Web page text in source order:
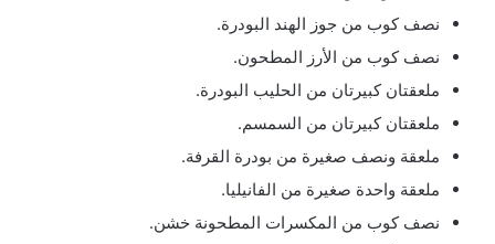
نصف كوب من جوز الهند البودرة.
نصف كوب من الأرز المطحون.
ملعقتان كبيرتان من الحليب البودرة.
ملعقتان كبيرتان من السمسم.
ملعقة ونصف صغيرة من بودرة القرفة.
ملعقة واحدة صغيرة من الفانيليا.
نصف كوب من المكسرات المطحونة خشن.